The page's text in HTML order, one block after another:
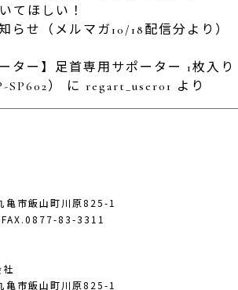
てほしい！
らせ（メルマガ10/18配信分より）
ター】足首専用サポーター 1枚入り
）
に regart_user01 より
市飯山町川原825-1
FAX.0877-83-3311
市飯山町川原825-1